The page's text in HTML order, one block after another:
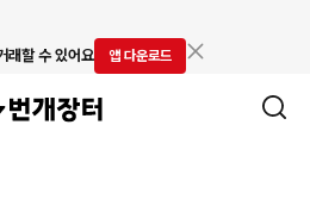
래할 수 있어요 앱 다운로드